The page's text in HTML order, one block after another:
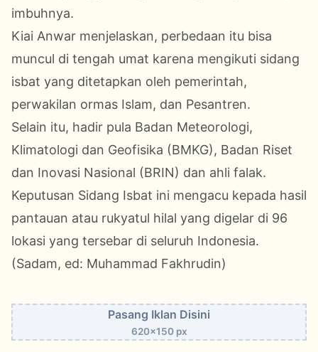
imbuhnya.
Kiai Anwar menjelaskan, perbedaan itu bisa
muncul di tengah umat karena mengikuti sidang
isbat yang ditetapkan oleh pemerintah,
perwakilan ormas Islam, dan Pesantren.
Selain itu, hadir pula Badan Meteorologi,
Klimatologi dan Geofisika (BMKG), Badan Riset
dan Inovasi Nasional (BRIN) dan ahli falak.
Keputusan Sidang Isbat ini mengacu kepada hasil
pantauan atau rukyatul hilal yang digelar di 96
lokasi yang tersebar di seluruh Indonesia.
(Sadam, ed: Muhammad Fakhrudin)
Pasang Iklan Disini
620x150 px